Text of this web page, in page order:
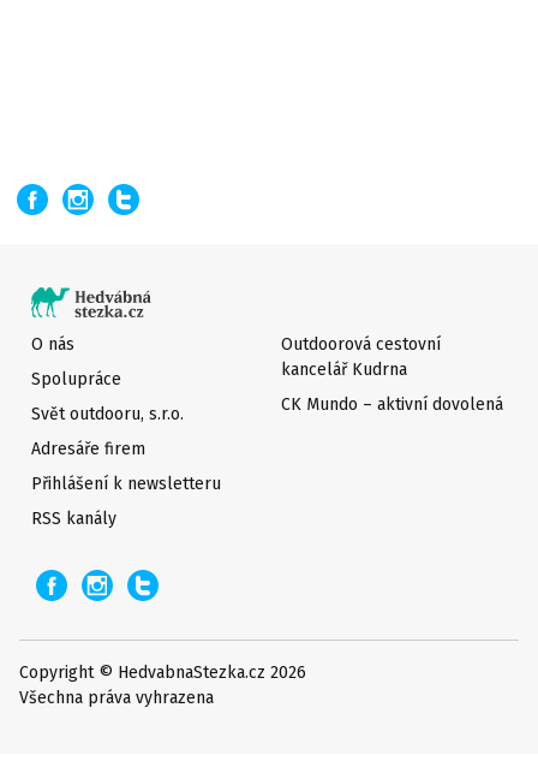
O nás
Spolupráce
Svět outdooru, s.r.o.
Adresáře firem
Přihlášení k newsletteru
Outdoorová cestovní
kancelář Kudrna
CK Mundo – aktivní dovolená
RSS kanály
Copyright © HedvabnaStezka.cz 2026
Všechna práva vyhrazena